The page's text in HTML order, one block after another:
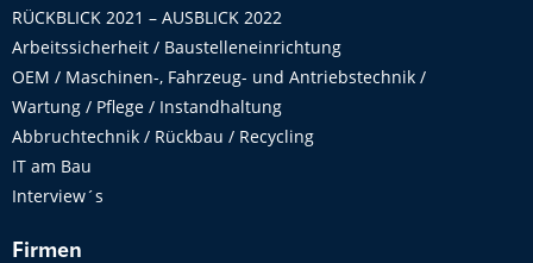
RÜCKBLICK 2021 – AUSBLICK 2022
Arbeitssicherheit / Baustelleneinrichtung
OEM / Maschinen-, Fahrzeug- und Antriebstechnik /
Wartung / Pflege / Instandhaltung
Abbruchtechnik / Rückbau / Recycling
IT am Bau
Interview´s
Firmen